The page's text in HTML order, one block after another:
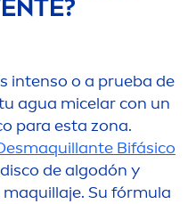
intenso o a prueba de
agua micelar con un
para esta zona.
Bifásico
de algodón y
maquillaje. Su fórmula